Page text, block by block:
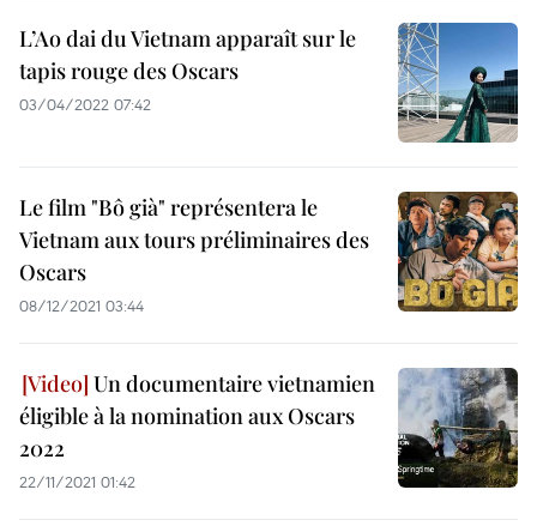
L’Ao dai du Vietnam apparaît sur le
tapis rouge des Oscars
03/04/2022 07:42
Le film "Bô già" représentera le
Vietnam aux tours préliminaires des
Oscars
08/12/2021 03:44
Un documentaire vietnamien
éligible à la nomination aux Oscars
2022
22/11/2021 01:42